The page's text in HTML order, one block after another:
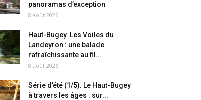
panoramas d’exception
8 août 2026
Haut-Bugey. Les Voiles du
Landeyron : une balade
rafraîchissante au fil...
8 août 2026
Série d’été (1/5). Le Haut-Bugey
à travers les âges : sur...